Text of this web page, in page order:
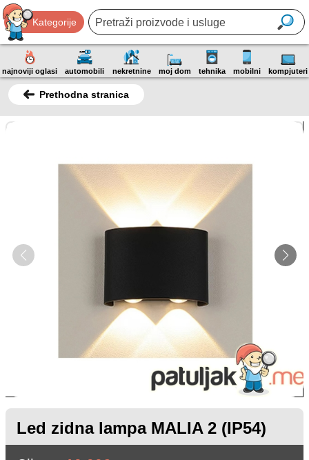
Kategorije
najnoviji oglasi automobili nekretnine moj dom tehnika mobilni kompjuteri
Prethodna stranica
Led zidna lampa MALIA 2 (IP54)